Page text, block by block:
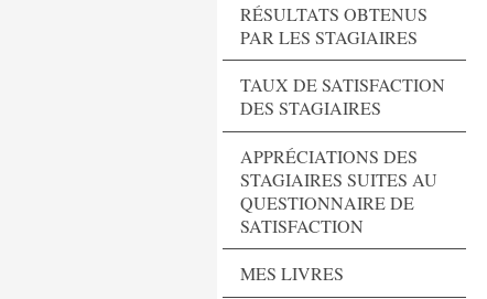
RÉSULTATS OBTENUS
PAR LES STAGIAIRES
TAUX DE SATISFACTION
DES STAGIAIRES
APPRÉCIATIONS DES
STAGIAIRES SUITES AU
QUESTIONNAIRE DE
SATISFACTION
MES LIVRES